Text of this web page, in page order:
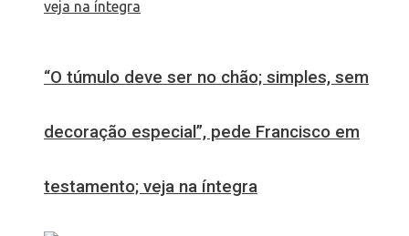
“O túmulo deve ser no chão; simples, sem
decoração especial”, pede Francisco em
testamento; veja na íntegra